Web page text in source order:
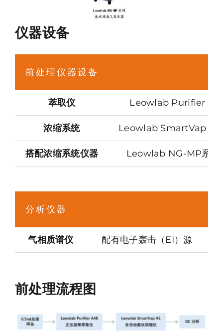
仪器设备
前处理仪器设备
萃取仪 Leowlab Purifier
浓缩系统 Leowlab SmartVap
搭配浓缩系统仪器 Leowlab NG-MP系列
分析仪器
气相质谱仪 配有电子轰击（EI）源
前处理流程图